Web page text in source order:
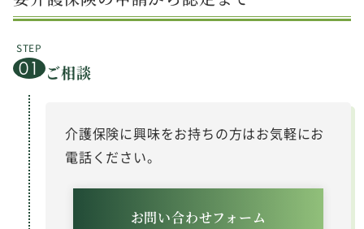
ご相談
介護保険に興味をお持ちの方はお気軽にお
電話ください。
お問い合わせフォーム